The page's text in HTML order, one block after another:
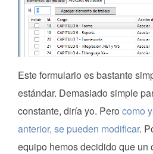
Este formulario es bastante
estándar. Demasiado simple
constante, diría yo. Pero como
anterior, se pueden modificar.
equipo hemos decidido que un